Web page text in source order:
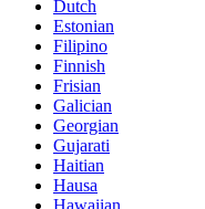
Dutch
Estonian
Filipino
Finnish
Frisian
Galician
Georgian
Gujarati
Haitian
Hausa
Hawaiian